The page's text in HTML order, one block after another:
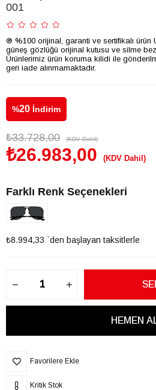
001
® %100 orijinal, garanti ve sertifikalı ürün
güneş gözlüğü orijinal kutusu ve silme
Ürünlerimiz ürün koruma kilidi ile
geri iade alınmamaktadır.
%20 İndirim
₺33.728,00 (KDV Dahil)
₺26.983,00 (KDV Dahil)
Farklı Renk Seçenekleri
₺8.994,33 `den başlayan taksitlerle
Favorilere Ekle
Kritik Stok